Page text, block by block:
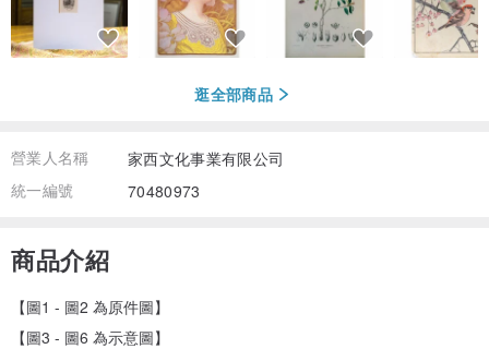
逛全部商品
營業人名稱
家西文化事業有限公司
統一編號
70480973
商品介紹
【圖1 - 圖2 為原件圖】
【圖3 - 圖6 為示意圖】